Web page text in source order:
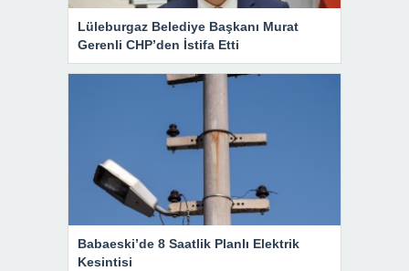
Lüleburgaz Belediye Başkanı Murat
Gerenli CHP’den İstifa Etti
Babaeski’de 8 Saatlik Planlı Elektrik
Kesintisi